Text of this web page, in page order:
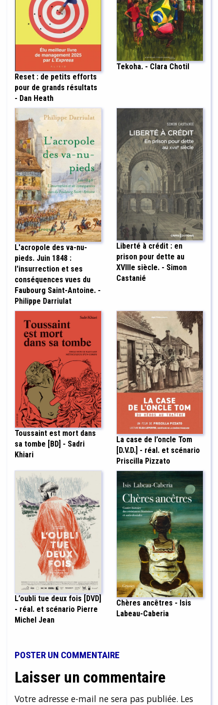
Reset : de petits efforts
pour de grands résultats
- Dan Heath
Tekoha. - Clara Chotil
L'acropole des va-nu-
pieds. Juin 1848 :
l'insurrection et ses
conséquences vues du
Faubourg Saint-Antoine. -
Philippe Darriulat
Liberté à crédit : en
prison pour dette au
XVIIIe siècle. - Simon
Castanié
Toussaint est mort dans
sa tombe [BD] - Sadri
Khiari
La case de l’oncle Tom
[D.V.D.] - réal. et scénario
Priscilla Pizzato
L’oubli tue deux fois [DVD]
- réal. et scénario Pierre
Michel Jean
Chères ancêtres - Isis
Labeau-Caberia
POSTER UN COMMENTAIRE
Laisser un commentaire
Votre adresse e-mail ne sera pas publiée. Les